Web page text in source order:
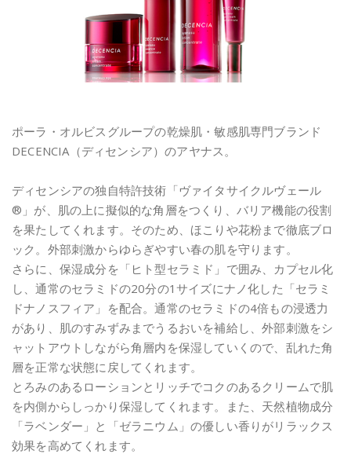
ポーラ・オルビスグループの乾燥肌・敏感肌専門ブランド
DECENCIA（ディセンシア）のアヤナス。
ディセンシアの独自特許技術「ヴァイタサイクルヴェール
®」が、肌の上に擬似的な角層をつくり、バリア機能の役割
を果たしてくれます。そのため、ほこりや花粉まで徹底ブロ
ック。外部刺激からゆらぎやすい春の肌を守ります。
さらに、保湿成分を「ヒト型セラミド」で囲み、カプセル化
し、通常のセラミドの20分の1サイズにナノ化した「セラミ
ドナノスフィア」を配合。通常のセラミドの4倍もの浸透力
があり、肌のすみずみまでうるおいを補給し、外部刺激をシ
ャットアウトしながら角層内を保湿していくので、乱れた角
層を正常な状態に戻してくれます。
とろみのあるローションとリッチでコクのあるクリームで肌
を内側からしっかり保湿してくれます。また、天然植物成分
「ラベンダー」と「ゼラニウム」の優しい香りがリラックス
効果を高めてくれます。